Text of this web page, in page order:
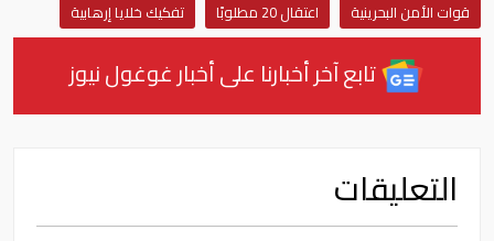
قوات الأمن البحرينية اعتقال 20 مطلوبًا تفكيك خلايا إرهابية
تابع آخر أخبارنا على أخبار غوغول نيوز
التعليقات